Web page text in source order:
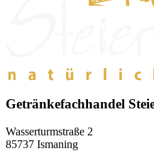
Getränkefachhandel
Wasserturmstraße 2
85737 Ismaning